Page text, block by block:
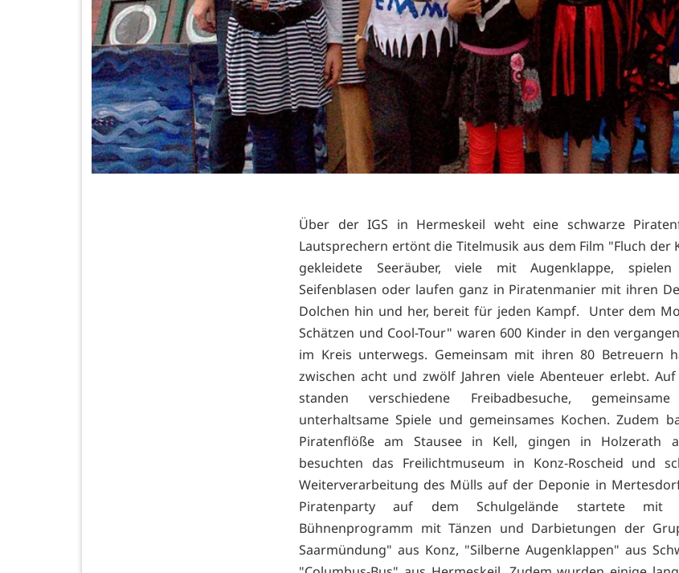
Über der IGS in Hermeskeil weht eine schwarze
Lautsprechern ertönt die Titelmusik aus dem Film "Fluch der
gekleidete Seeräuber, viele mit Augenklappe,
Seifenblasen oder laufen ganz in Piratenmanier mit ihren
Dolchen hin und her, bereit für jeden Kampf. Unter dem
Schätzen und Cool-Tour" waren 600 Kinder in den
im Kreis unterwegs. Gemeinsam mit ihren 80 Betreuern
zwischen acht und zwölf Jahren viele Abenteuer erlebt.
standen verschiedene Freibadbesuche, gemeinsame
unterhaltsame Spiele und gemeinsames Kochen. Zudem
Piratenflöße am Stausee in Kell, gingen in Holzerath
besuchten das Freilichtmuseum in Konz-Roscheid und
Weiterverarbeitung des Mülls auf der Deponie in
Piratenparty auf dem Schulgelände startete mit
Bühnenprogramm mit Tänzen und Darbietungen der
Saarmündung" aus Konz, "Silberne Augenklappen" aus